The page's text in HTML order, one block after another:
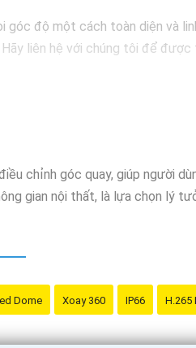
góc độ một cách toàn diện và
liên hệ với chúng tôi để được
chỉnh góc quay, giúp người
gian nội thất, là lựa chọn lý
Dome Xoay 360 IP66 H.265